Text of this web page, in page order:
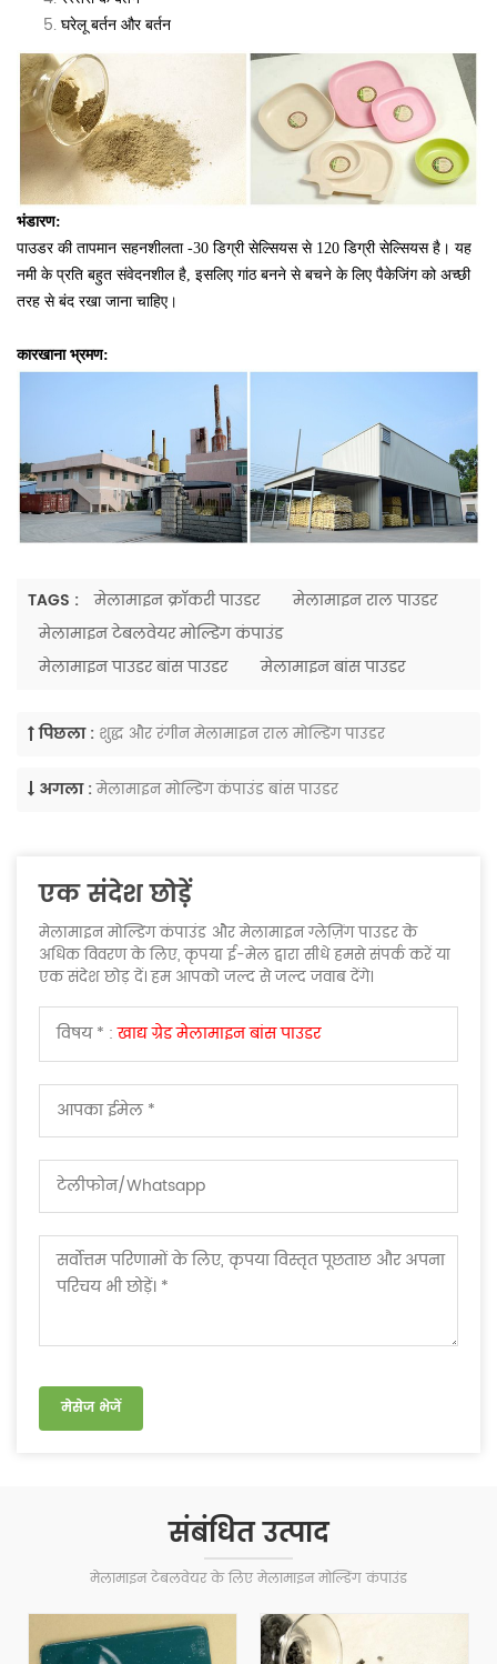
घरेलू बर्तन और बर्तन
भंडारण:
पाउडर की तापमान सहनशीलता -30 डिग्री सेल्सियस से 120 डिग्री सेल्सियस है। यह
नमी के प्रति बहुत संवेदनशील है, इसलिए गांठ बनने से बचने के लिए पैकेजिंग को अच्छी
तरह से बंद रखा जाना चाहिए।
कारखाना भ्रमण:
TAGS : मेलामाइन क्रॉकरी पाउडर
मेलामाइन राल पाउडर
मेलामाइन टेबलवेयर मोल्डिंग कंपाउंड
मेलामाइन पाउडर बांस पाउडर
मेलामाइन बांस पाउडर
पिछला : शुद्ध और रंगीन मेलामाइन राल मोल्डिंग पाउडर
अगला :मेलामाइन मोल्डिंग कंपाउंड बांस पाउडर
एक संदेश छोड़ें
मेलामाइन मोल्डिंग कंपाउंड और मेलामाइन ग्लेज़िंग पाउडर के
अधिक विवरण के लिए, कृपया ई-मेल द्वारा सीधे हमसे संपर्क करें या
एक संदेश छोड़ दें। हम आपको जल्द से जल्द जवाब देंगे।
विषय * :खाद्य ग्रेड मेलामाइन बांस पाउडर
संबंधित उत्पाद
मेलामाइन टेबलवेयर के लिए मेलामाइन मोल्डिंग कंपाउंड